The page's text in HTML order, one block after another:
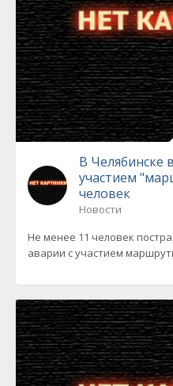
В Челябинске
участием
человек
Новости
Не менее 11 человек
аварии с участием